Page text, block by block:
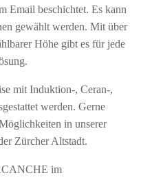
Email beschichtet. Es kann
gewählt werden. Mit über
Höhe gibt es für jede
mit Induktion-, Ceran-,
werden. Gerne
in unserer
Zürcher Altstadt.
im